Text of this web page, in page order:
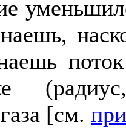
[см.